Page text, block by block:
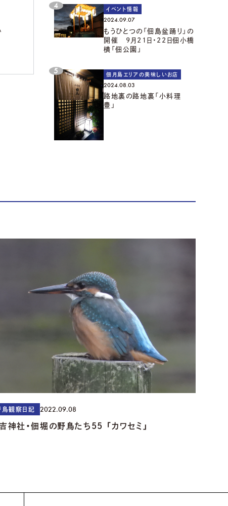
イベント情報
2024.09.07
もうひとつの「佃島盆踊り」の
開催 9月21日・22日佃小橋
横「佃公園」
佃月島エリアの美味しいお店
2024.08.03
路地裏の路地裏「小料理
豊」
鳥観察日記 2022.09.08
神社・佃堀の野鳥たち55 「カワセミ」